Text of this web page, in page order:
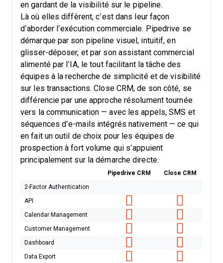
en gardant de la visibilité sur le pipeline.
Là où elles diffèrent, c’est dans leur façon
d’aborder l’exécution commerciale. Pipedrive se
démarque par son pipeline visuel, intuitif, en
glisser-déposer, et par son assistant commercial
alimenté par l’IA, le tout facilitant la tâche des
équipes à la recherche de simplicité et de visibilité
sur les transactions. Close CRM, de son côté, se
différencie par une approche résolument tournée
vers la communication — avec les appels, SMS et
séquences d’e-mails intégrés nativement — ce qui
en fait un outil de choix pour les équipes de
prospection à fort volume qui s’appuient
principalement sur la démarche directe.
Pipedrive CRM
Close CRM
2-Factor Authentication
API
Calendar Management
Customer Management
Dashboard
Data Export